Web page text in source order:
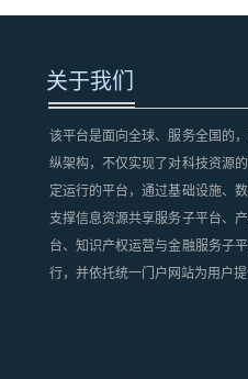
关于我们
该平台是面向全球、服务全国的
纵架构，不仅实现了对科技资源
定运行的平台，通过基础设施、
支撑信息资源共享服务子平台、
台、知识产权运营与金融服务子
行，并依托统一门户网站为用户提